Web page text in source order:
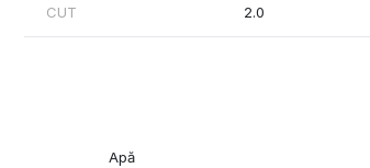
- servicii de evaluare;
- consultanta juridica
CUT 2.0
Apă